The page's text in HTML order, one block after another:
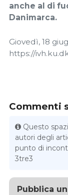
anche al di
Danimarca.
Giovedì, 18
https://
Commenti
Questo
autori degli
punto di
3tre3
Pubblica